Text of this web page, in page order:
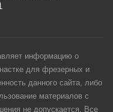
информацию о
для фрезерных и
данного сайта, либо
материалов с
не допускается. Все